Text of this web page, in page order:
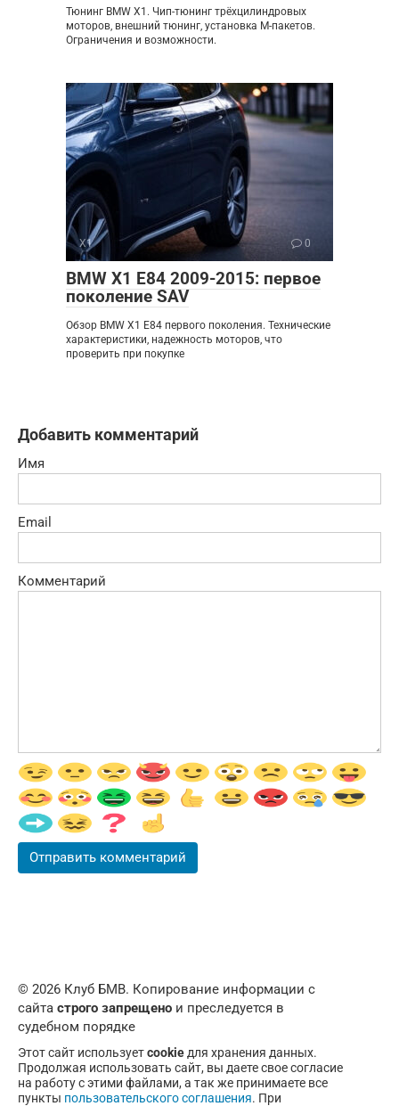
Тюнинг BMW X1. Чип-тюнинг трёхцилиндровых
моторов, внешний тюнинг, установка M-пакетов.
Ограничения и возможности.
X1 0
BMW X1 E84 2009-2015: первое
поколение SAV
Обзор BMW X1 E84 первого поколения. Технические
характеристики, надежность моторов, что
проверить при покупке
Добавить комментарий
Имя
Email
Комментарий
© 2026 Клуб БМВ. Копирование информации с
сайта строго запрещено и преследуется в
судебном порядке
Этот сайт используетcookie для хранения данных.
Продолжая использовать сайт, вы даете свое согласие
на работу с этими файлами, а так же принимаете все
пункты пользовательского соглашения. При